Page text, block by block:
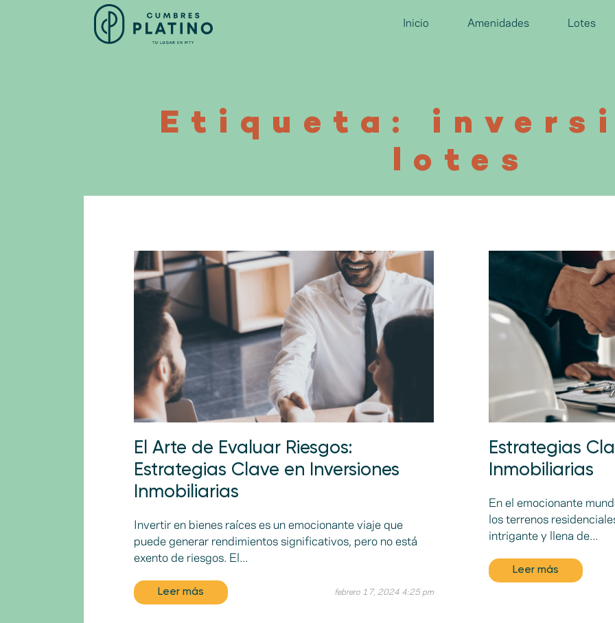
Inicio Amenidades Lotes
Etiqueta:
lotes
El Arte de Evaluar Riesgos:
Estrategias Clave en Inversiones
Inmobiliarias
Invertir en bienes raíces es un emocionante viaje que
puede generar rendimientos significativos, pero no está
exento de riesgos. El...
Leer más febrero 17, 2024 4:25 pm
Estrategias
Inmobiliarias
En el emocionante
los terrenos
intrigante y llena de...
Leer más